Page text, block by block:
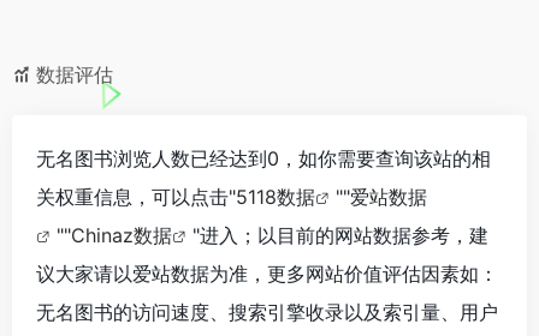
数据评估
无名图书浏览人数已经达到0，如你需要查询该站的相
关权重信息，可以点击"5118数据 ""爱站数据
""Chinaz数据
"进入；以目前的网站数据参考，建
议大家请以爱站数据为准，更多网站价值评估因素如：
无名图书的访问速度、搜索引擎收录以及索引量、用户